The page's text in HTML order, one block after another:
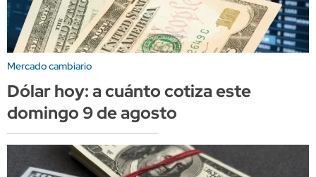
Mercado cambiario
Dólar hoy: a cuánto cotiza este
domingo 9 de agosto